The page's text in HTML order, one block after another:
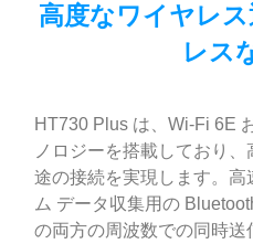
高度なワイヤレ
レス
HT730 Plus は、Wi-Fi 6E
ノロジーを搭載しており
途の接続を実現します。高
ム データ収集用の
の両方の周波数での同時